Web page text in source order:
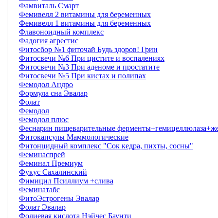
Фамвиталь Смарт
Фемивелл 2 витамины для беременных
Фемивелл 1 витамины для беременных
Флавоноидный комплекс
Фадогия агрестис
Фитосбор №1 фиточай Будь здоров! Грин
Фитосвечи №6 При цистите и воспалениях
Фитосвечи №3 При аденоме и простатите
Фитосвечи №5 При кистах и полипах
Фемодол Андро
Формула сна Эвалар
Фолат
Фемодол
Фемодол плюс
Феснарин пищеварительные
Фитокапсулы Маммологические
Фитонцидный комплекс "Сок кедра, пихты, сосны"
Феминаспрей
Феминал Премиум
Фукус Сахалинский
Фимицил Псиллиум +слива
Феминатабс
ФитоЭстрогены Эвалар
Фолат Эвалар
Фолиевая кислота Нэйчес Баунти